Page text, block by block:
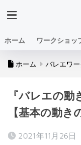
ホーム ワークショッ
ホーム バレエワ
『バレエの
【基本の動き
2021年11月26日